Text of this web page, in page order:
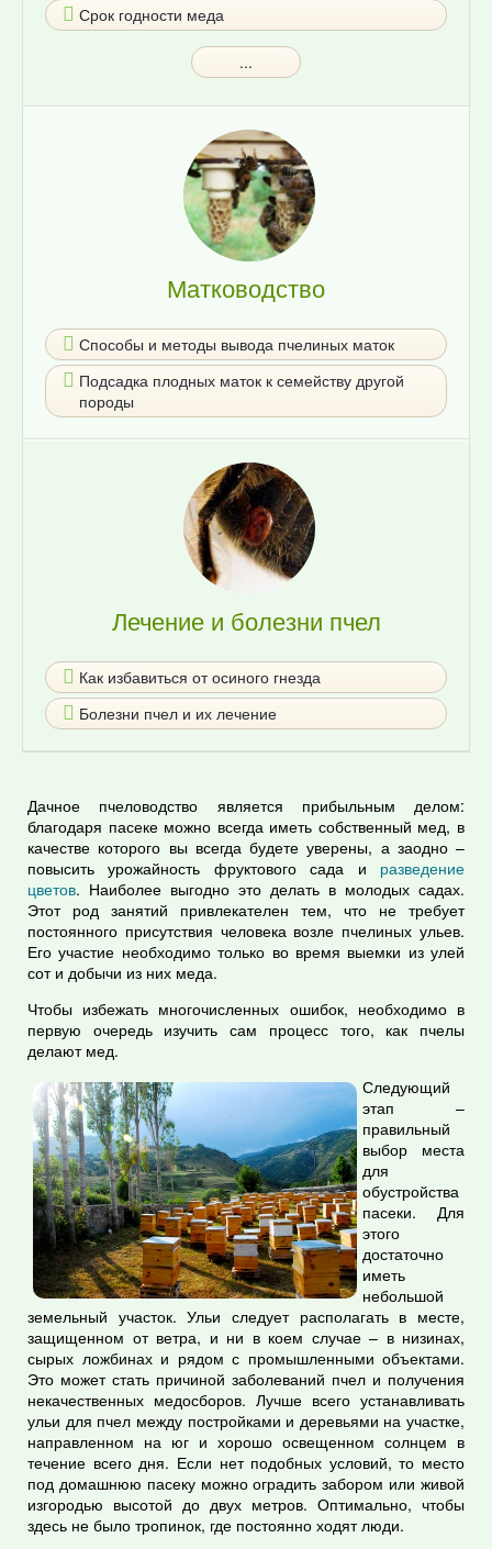
Срок годности меда
...
Матководство
Способы и методы вывода пчелиных маток
Подсадка плодных маток к семейству другой
породы
Лечение и болезни пчел
Как избавиться от осиного гнезда
Болезни пчел и их лечение
Дачное пчеловодство является прибыльным делом:
благодаря пасеке можно всегда иметь собственный мед, в
качестве которого вы всегда будете уверены, а заодно –
повысить урожайность фруктового сада и разведение
цветов. Наиболее выгодно это делать в молодых садах.
Этот род занятий привлекателен тем, что не требует
постоянного присутствия человека возле пчелиных ульев.
Его участие необходимо только во время выемки из улей
сот и добычи из них меда.
Чтобы избежать многочисленных ошибок, необходимо в
первую очередь изучить сам процесс того, как пчелы
делают мед.
Следующий
этап –
правильный
выбор места
для
обустройства
пасеки. Для
этого
достаточно
иметь
небольшой
земельный участок. Ульи следует располагать в месте,
защищенном от ветра, и ни в коем случае – в низинах,
сырых ложбинах и рядом с промышленными объектами.
Это может стать причиной заболеваний пчел и получения
некачественных медосборов. Лучше всего устанавливать
ульи для пчел между постройками и деревьями на участке,
направленном на юг и хорошо освещенном солнцем в
течение всего дня. Если нет подобных условий, то место
под домашнюю пасеку можно оградить забором или живой
изгородью высотой до двух метров. Оптимально, чтобы
здесь не было тропинок, где постоянно ходят люди.